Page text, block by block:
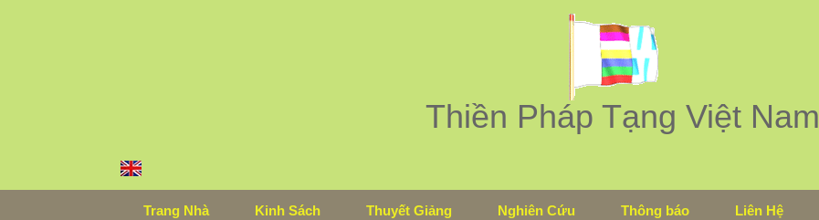
Thiền Pháp Tạng Việt Nam
Trang Nhà Kinh Sách Thuyết Giảng Nghiên Cứu Thông báo Liên Hệ